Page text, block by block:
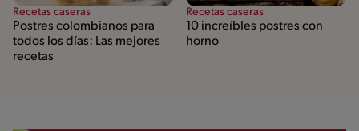
Recetas caseras
Postres colombianos para
todos los días: Las mejores
recetas
Recetas caseras
10 increíbles postres con
horno